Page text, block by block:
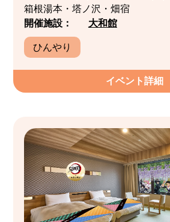
箱根湯本・塔ノ沢・畑宿
開催施設：
大和館
ひんやり
イベント詳細